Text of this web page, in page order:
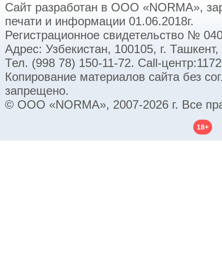
Сайт разработан в ООО «NORMA»,
печати и информации 01.06.2018г.
Регистрационное свидетельство №
Адрес: Узбекистан, 100105, г.
Тел. (998 78) 150-11-72. Call-
Копирование материалов сайта без
запрещено.
© ООО «NORMA», 2007-2026 г. Все
18+